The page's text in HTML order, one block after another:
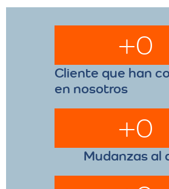
Cliente que han
en nosotros
+0
Mudanzas al
+0